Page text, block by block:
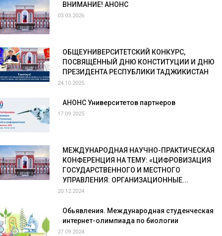
ВНИМАНИЕ! АНОНС
03.03.2026
ОБЩЕУНИВЕРСИТЕТСКИЙ КОНКУРС,
ПОСВЯЩЁННЫЙ ДНЮ КОНСТИТУЦИИ И ДНЮ
ПРЕЗИДЕНТА РЕСПУБЛИКИ ТАДЖИКИСТАН
24.10.2025
АНОНС Университетов партнеров
17.09.2025
МЕЖДУНАРОДНАЯ НАУЧНО-ПРАКТИЧЕСКАЯ
КОНФЕРЕНЦИЯ НА ТЕМУ: «ЦИФРОВИЗАЦИЯ
ГОСУДАРСТВЕННОГО И МЕСТНОГО
УПРАВЛЕНИЯ: ОРГАНИЗАЦИОННЫЕ...
20.12.2024
Обьявления. Международная студенческая
интернет-олимпиада по биологии
27.09.2024